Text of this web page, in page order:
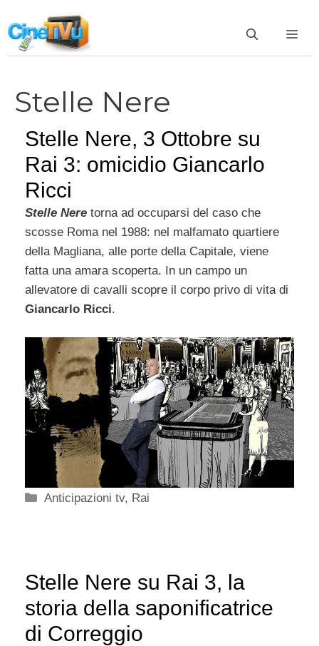
al
contenuto
Stelle Nere
Stelle Nere, 3 Ottobre su
Rai 3: omicidio Giancarlo
Ricci
Stelle Nere torna ad occuparsi del caso che
scosse Roma nel 1988: nel malfamato quartiere
della Magliana, alle porte della Capitale, viene
fatta una amara scoperta. In un campo un
allevatore di cavalli scopre il corpo privo di vita di
Giancarlo Ricci.
Categorie
Anticipazioni tv, Rai
Stelle Nere su Rai 3, la
storia della saponificatrice
di Correggio